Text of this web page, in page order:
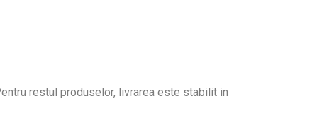
restul produselor, livrarea este stabilit in